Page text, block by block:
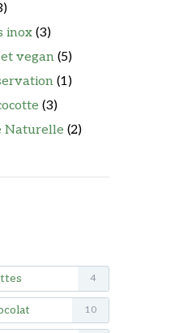
inox (3)
vegan (5)
(1)
(3)
Naturelle (2)
4
10